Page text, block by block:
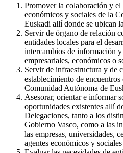
Promover la colaboración y el
económicos y sociales de la
Euskadi allí donde se ubican
Servir de órgano de relación
entidades locales para el
intercambios de información
empresariales, económicos o
Servir de infraestructura y de
establecimiento de encuentros
Comunidad Autónoma de
Asesorar, orientar e informar
oportunidades existentes allí
Delegaciones, tanto a los
Gobierno Vasco, como a las
las empresas, universidades,
agentes económicos y